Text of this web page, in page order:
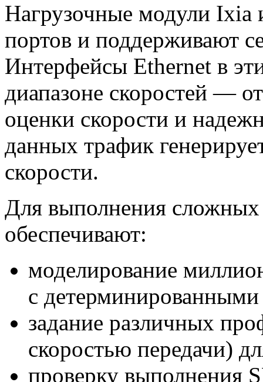
Нагрузочные модули Ixia
портов и поддерживают
Интерфейсы Ethernet в
диапазоне скоростей —
оценки скорости и
данных трафик
скорости.
Для выполнения
обеспечивают:
моделирование
с
задание различных
скоростью передачи)
проверку выполнения